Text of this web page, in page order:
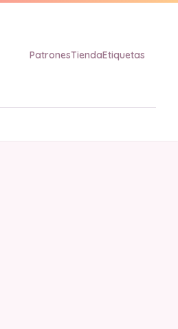
PatronesTiendaEtiquetas